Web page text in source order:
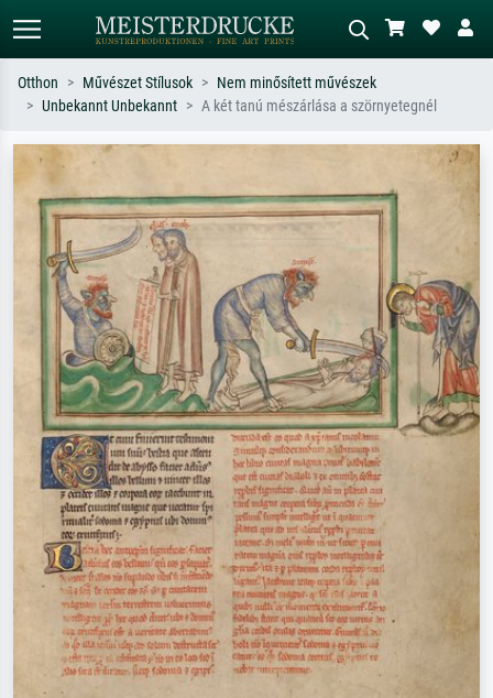
Keressen művész, műcím vagy stílus
szerint – pl. Monet, Csillagos éj,
impresszionizmus, Hokusai-hullám,
akt.
Írja le a jelenetet – pl. zöld rét, sok
egy fa mellett.
Otthon Művészet Stílusok
Nem minősített művészek
Unbekannt Unbekannt
A két tanú mészárlása a szörnyetegnél